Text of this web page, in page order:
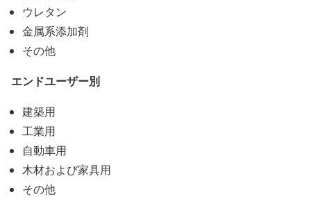
ウレタン
金属系添加剤
その他
エンドユーザー別
建築用
工業用
自動車用
木材および家具用
その他